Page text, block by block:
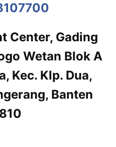
Center, Gading
Wetan Blok A
Kec. Klp. Dua,
Banten